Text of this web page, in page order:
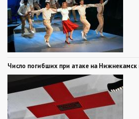
Число погибших при атаке на